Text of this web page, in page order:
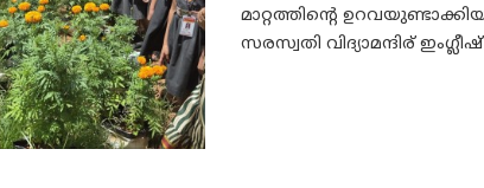
മാറ്റത്തിന്റെ
സരസ്വതി വിദ്യാമന്ദിര്